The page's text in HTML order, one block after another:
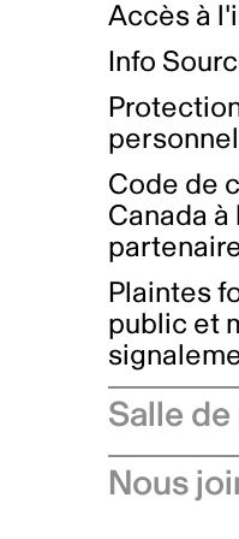
Accès à
Info
Code de
Canada
Plaintes
public et
Salle
Nous